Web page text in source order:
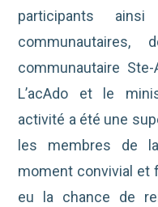
participants
communautaire
L’acAdo et le
activité a été une
les membres de
moment convivial et
eu la chance de